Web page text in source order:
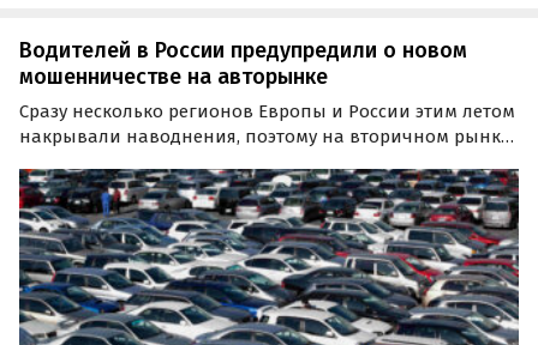
Водителей в России предупредили о новом
мошенничестве на авторынке
Сразу несколько регионов Европы и России этим летом
накрывали наводнения, поэтому на вторичном рынке
автомобилей-«утопленников».